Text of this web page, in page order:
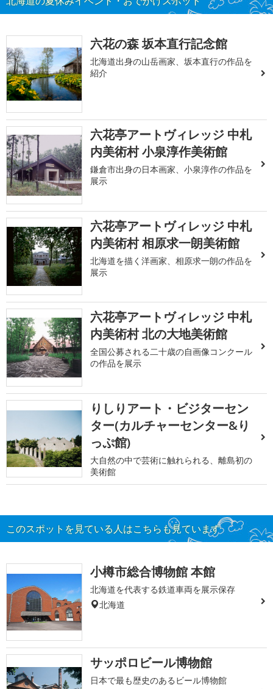
六花の森 坂本直行記念館
北海道出身の山岳画家、坂本直行の作品を
紹介
六花亭アートヴィレッジ 中札
内美術村 小泉淳作美術館
鎌倉市出身の日本画家、小泉淳作の作品を
展示
六花亭アートヴィレッジ 中札
内美術村 相原求一朗美術館
北海道を描く洋画家、相原求一朗の作品を
展示
六花亭アートヴィレッジ 中札
内美術村 北の大地美術館
全国公募される二十歳の自画像コンクール
の作品を展示
りしりアート・ビジターセン
ター(カルチャーセンター&り
っぷ館)
大自然の中で芸術に触れられる、離島初の
美術館
このスポットを見ている人はこちらも見ています
小樽市総合博物館 本館
北海道を代表する鉄道車両を展示保存
北海道
サッポロビール博物館
日本で最も歴史のあるビール博物館